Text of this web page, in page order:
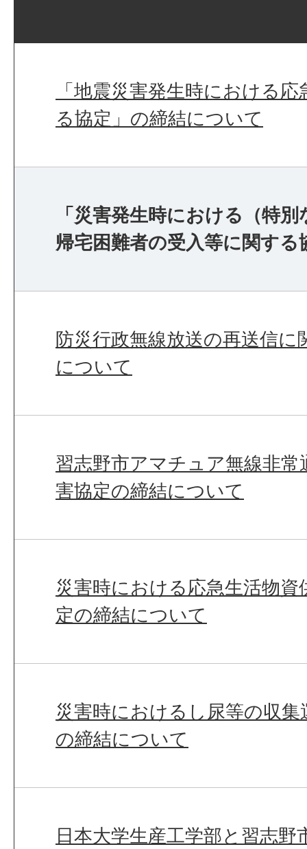
「地震災害発生時における
る協定」の締結について
「災害発生時における（特
帰宅困難者の受入等に関する
防災行政無線放送の再送信に
について
習志野市アマチュア無線非常
害協定の締結について
災害時における応急生活物
定の締結について
災害時におけるし尿等の収
の締結について
日本大学生産工学部と習志野